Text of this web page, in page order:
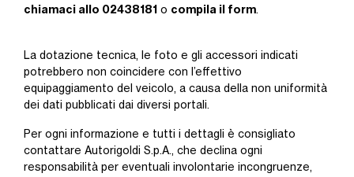
chiamaci allo 02438181 o compila il form.
La dotazione tecnica, le foto e gli accessori indicati
potrebbero non coincidere con l’effettivo
equipaggiamento del veicolo, a causa della non uniformità
dei dati pubblicati dai diversi portali.
Per ogni informazione e tutti i dettagli è consigliato
contattare Autorigoldi S.p.A., che declina ogni
responsabilità per eventuali involontarie incongruenze,